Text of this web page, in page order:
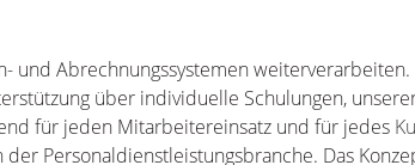
und Abrechnungssystemen
über individuelle Schulungen,
für jeden Mitarbeitereinsatz und für jedes
Personaldienstleistungsbranche. Das